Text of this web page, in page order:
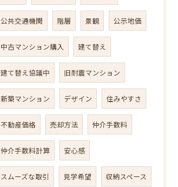
公共交通機関 階層 景観 公示地価
中古マンション購入 建て替え
建て替え協議中 旧耐震マンション
新築マンション デザイン 住みやすさ
不動産価格 売却方法 仲介手数料
仲介手数料計算 安心感
スムーズな取引 見学希望 収納スペース